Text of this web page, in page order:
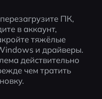
ПК,
в аккаунт,
тяжёлые
и драйверы.
действительно
чем тратить